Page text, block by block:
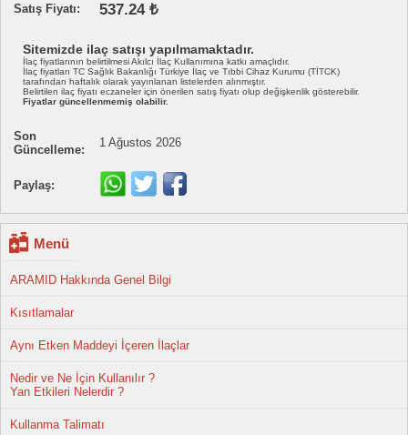
Satış Fiyatı: 537.24 ₺
Sitemizde ilaç satışı yapılmamaktadır.
İlaç fiyatlarının belirtilmesi Akılcı İlaç Kullanımına katkı amaçlıdır.
İlaç fiyatları TC Sağlık Bakanlığı Türkiye İlaç ve Tıbbi Cihaz Kurumu (TİTCK)
tarafından haftalık olarak yayınlanan listelerden alınmıştır.
Belirtilen ilaç fiyatı eczaneler için önerilen satış fiyatı olup değişkenlik gösterebilir.
Fiyatlar güncellenmemiş olabilir.
Son
Güncelleme:
1 Ağustos 2026
Paylaş:
Menü
ARAMID Hakkında Genel Bilgi
Kısıtlamalar
Aynı Etken Maddeyi İçeren İlaçlar
Nedir ve Ne İçin Kullanılır ?
Yan Etkileri Nelerdir ?
Kullanma Talimatı